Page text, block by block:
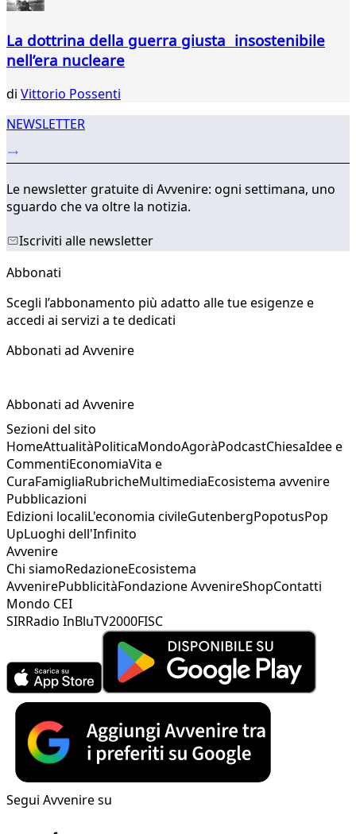
La dottrina della guerra giusta insostenibile
nell’era nucleare
di Vittorio Possenti
NEWSLETTER
Le newsletter gratuite di Avvenire: ogni settimana, uno
sguardo che va oltre la notizia.
Iscriviti alle newsletter
Abbonati
Scegli l’abbonamento più adatto alle tue esigenze e
accedi ai servizi a te dedicati
Abbonati ad Avvenire
Abbonati ad Avvenire
Sezioni del sito
HomeAttualitàPoliticaMondoAgoràPodcastChiesaIdee e
CommentiEconomiaVita e
CuraFamigliaRubricheMultimediaEcosistema avvenire
Pubblicazioni
Edizioni localiL'economia civileGutenbergPopotusPop
UpLuoghi dell'Infinito
Avvenire
Chi siamoRedazioneEcosistema
AvvenirePubblicitàFondazione AvvenireShopContatti
Mondo CEI
SIRRadio InBluTV2000FISC
Segui Avvenire su